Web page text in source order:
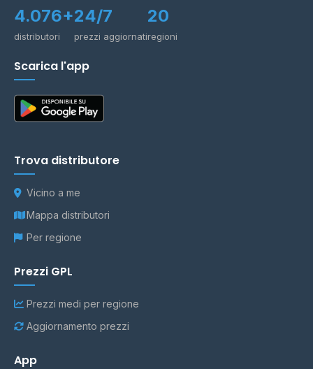
4.076+
distributori
24/7
prezzi aggiornati
20
regioni
Scarica l'app
Trova distributore
Vicino a me
Mappa distributori
Per regione
Prezzi GPL
Prezzi medi per regione
Aggiornamento prezzi
App